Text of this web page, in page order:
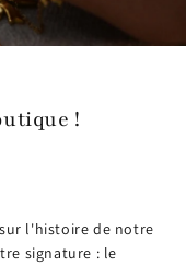
!
l'histoire de notre
signature : le